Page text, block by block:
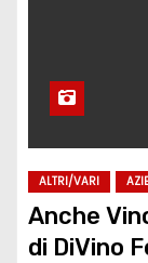
ALTRI/VARI
Anche
di DiVino